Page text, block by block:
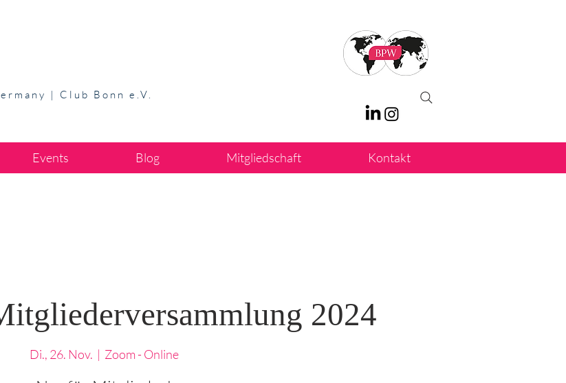
| Club Bonn e.V.
Events Blog Mitgliedschaft Kontakt
2024
Di., 26. Nov.
  |
Zoom - Online